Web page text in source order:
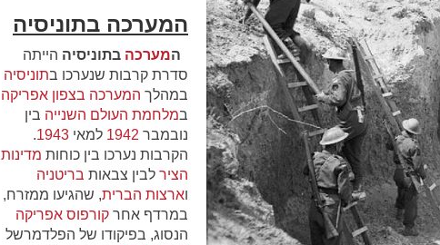
המערכה בתוניסיה
המערכה בתוניסיה הייתה
סדרת קרבות שנערכו בתוניסיה
במהלך המערכה בצפון אפריקה
במלחמת העולם השנייה בין
נובמבר 1942 למאי 1943
.
הקרבות נערכו בין כוחות מדינות
הציר לבין צבאות בריטניה
וארצות הברית, שהגיעו ממזרח,
במרדף אחר קורפוס אפריקה
הנסוג, בפיקודו של הפלדמרשל